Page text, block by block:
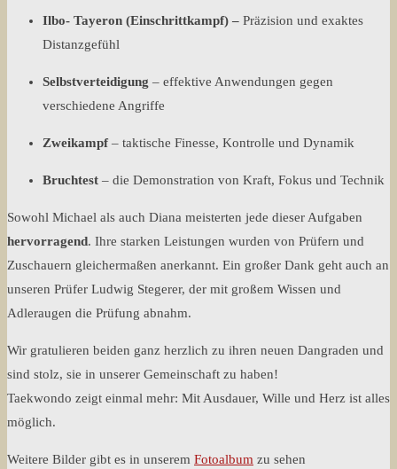
Ilbo- Tayeron (Einschrittkampf) – Präzision und exaktes
Distanzgefühl
Selbstverteidigung – effektive Anwendungen gegen
verschiedene Angriffe
Zweikampf – taktische Finesse, Kontrolle und Dynamik
Bruchtest – die Demonstration von Kraft, Fokus und Technik
Sowohl Michael als auch Diana meisterten jede dieser Aufgaben
hervorragend. Ihre starken Leistungen wurden von Prüfern und
Zuschauern gleichermaßen anerkannt. Ein großer Dank geht auch an
unseren Prüfer Ludwig Stegerer, der mit großem Wissen und
Adleraugen die Prüfung abnahm.
Wir gratulieren beiden ganz herzlich zu ihren neuen Dangraden und
sind stolz, sie in unserer Gemeinschaft zu haben!
Taekwondo zeigt einmal mehr: Mit Ausdauer, Wille und Herz ist alles
möglich.
Weitere Bilder gibt es in unserem Fotoalbum zu sehen